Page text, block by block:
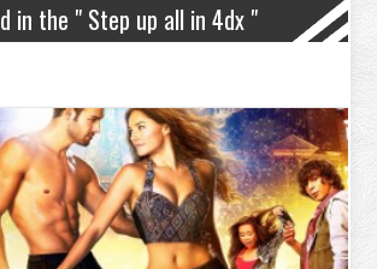
in the " Step up all in 4dx "